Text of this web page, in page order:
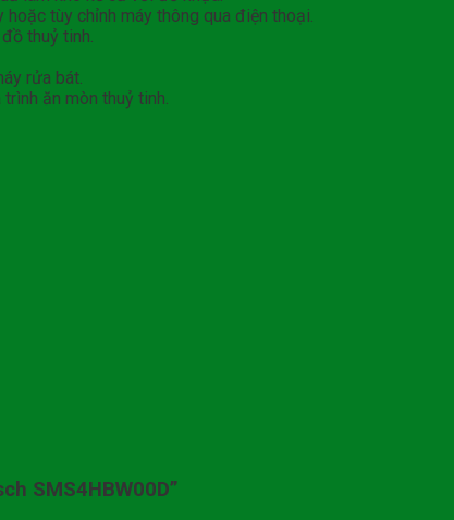
tùy chỉnh máy thông qua điện thoại.
thuỷ tinh.
rửa bát.
ăn mòn thuỷ tinh.
SMS4HBW00D”